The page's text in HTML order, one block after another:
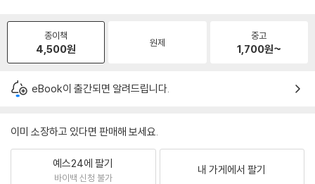
종이책
4,500원 원제
중고
1,700원~
eBook이 출간되면 알려드립니다.
이미 소장하고 있다면 판매해 보세요.
예스24에 팔기
바이백 신청 불가
내 가게에서 팔기